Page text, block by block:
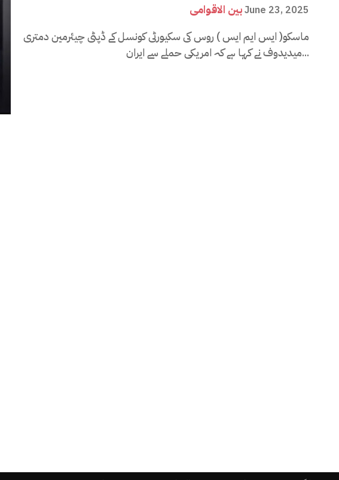
بین الاقوامیJune 23, 2025
ماسکو( ایس ایم ایس ) روس کی سکیورٹی کونسل کے ڈپٹی چیئرمین دمتری
میدیدوف نے کہا ہے کہ امریکی حملے سے ایران...